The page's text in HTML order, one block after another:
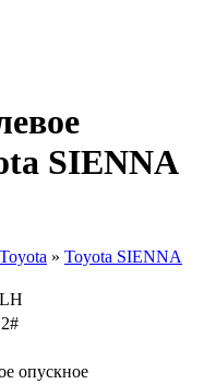
SIENNA
» Toyota SIENNA
опускное